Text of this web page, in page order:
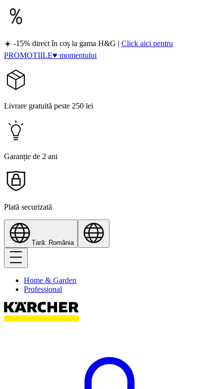
☀️ -15% direct în coș la gama H&G | Click aici pentru
PROMOTIILE♥ momentului
Livrare gratuită peste 250 lei
Garanție de 2 ani
Plată securizată
Țară: România
Home & Garden
Professional